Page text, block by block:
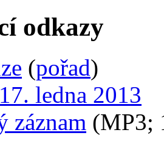
odkazy
(pořad)
ledna 2013
záznam (MP3;